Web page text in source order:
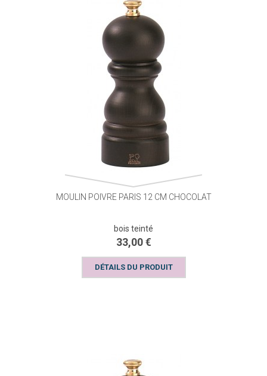
MOULIN POIVRE PARIS 12 CM CHOCOLAT
bois teinté
33,00 €
DÉTAILS DU PRODUIT